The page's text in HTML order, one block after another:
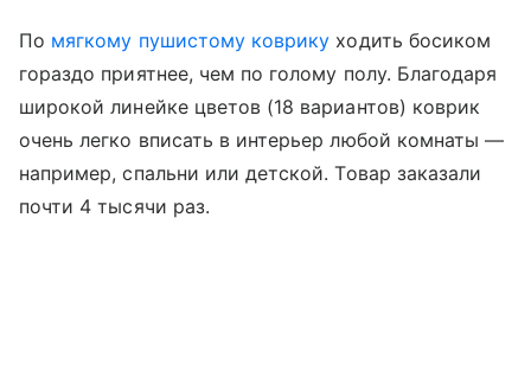
По мягкому пушистому коврику ходить босиком
гораздо приятнее, чем по голому полу. Благодаря
широкой линейке цветов (18 вариантов) коврик
очень легко вписать в интерьер любой комнаты —
например, спальни или детской. Товар заказали
почти 4 тысячи раз.